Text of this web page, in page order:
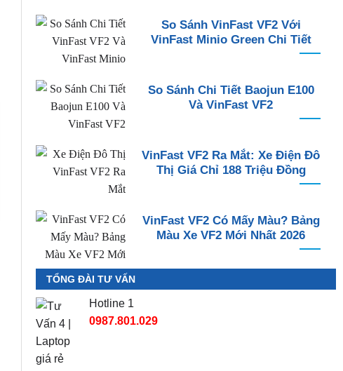
So Sánh VinFast VF2 Với
VinFast Minio Green Chi Tiết
So Sánh Chi Tiết Baojun E100
Và VinFast VF2
VinFast VF2 Ra Mắt: Xe Điện Đô
Thị Giá Chỉ 188 Triệu Đồng
VinFast VF2 Có Mấy Màu? Bảng
Màu Xe VF2 Mới Nhất 2026
TỔNG ĐÀI TƯ VẤN
Hotline 1
0987.801.029